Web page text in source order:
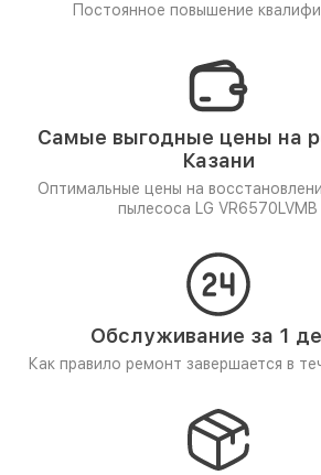
Постоянное повышение
Самые выгодные цены на
Казани
Оптимальные цены на
пылесоса LG VR6570LVMB
Обслуживание за 1
Как правило ремонт завершается в